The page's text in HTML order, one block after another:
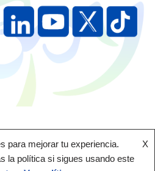
para mejorar tu experiencia.
la política si sigues usando este
X